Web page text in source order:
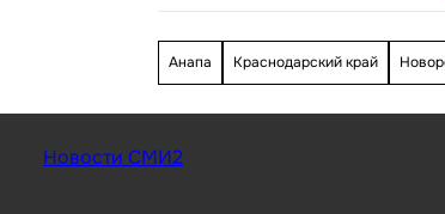
Анапа Краснодарский край
Новости СМИ2